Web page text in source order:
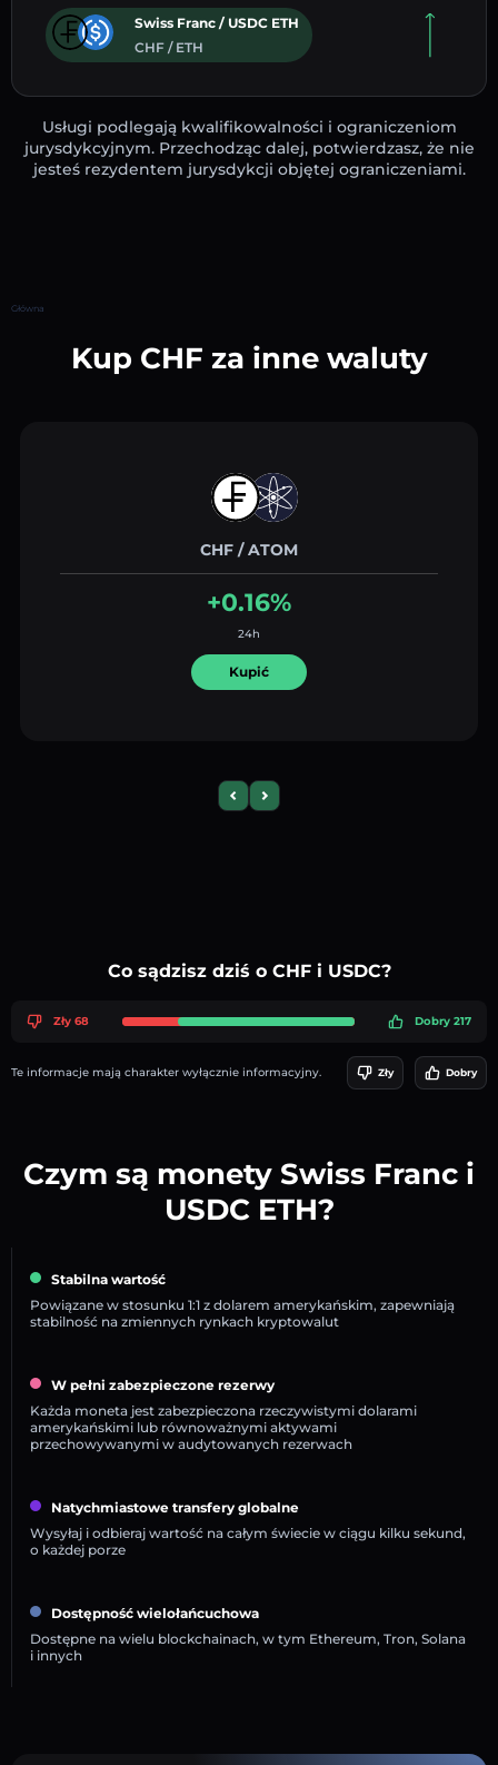
Swiss Franc / USDC ETH
CHF / ETH
Usługi podlegają kwalifikowalności i ograniczeniom
jurysdykcyjnym. Przechodząc dalej, potwierdzasz, że nie
jesteś rezydentem jurysdykcji objętej ograniczeniami.
Główna
Kup CHF za inne waluty
CHF / ATOM
+0.16%
24h
Kupić
Previous slide
Next slide
Co sądzisz dziś o CHF i USDC?
Zły 68 Dobry 217
Te informacje mają charakter wyłącznie informacyjny. Zły Dobry
Czym są monety Swiss Franc i
USDC ETH?
Stabilna wartość
Powiązane w stosunku 1:1 z dolarem amerykańskim, zapewniają
stabilność na zmiennych rynkach kryptowalut
W pełni zabezpieczone rezerwy
Każda moneta jest zabezpieczona rzeczywistymi dolarami
amerykańskimi lub równoważnymi aktywami
przechowywanymi w audytowanych rezerwach
Natychmiastowe transfery globalne
Wysyłaj i odbieraj wartość na całym świecie w ciągu kilku sekund,
o każdej porze
Dostępność wielołańcuchowa
Dostępne na wielu blockchainach, w tym Ethereum, Tron, Solana
i innych